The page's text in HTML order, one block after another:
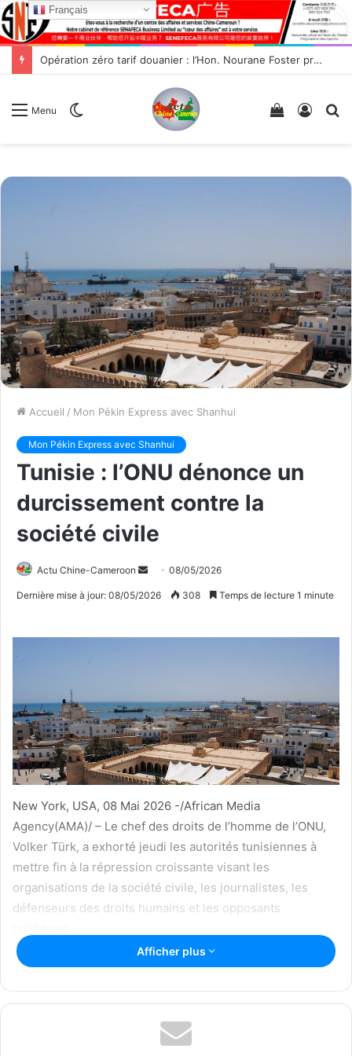
Opération zéro tarif douanier : l’Hon. Nourane Foster présente les opportunités d’exportation vers la Chine.
Menu
Voir
Accueil / Mon Pékin Express avec Shanhui
Mon Pékin Express avec Shanhui
Tunisie : l’ONU dénonce un
durcissement contre la
société civile
Actu Chine-Cameroon
u
n
c
o
u
i
e
08/05/2026
Dernière mise à jour: 08/05/2026 308 Temps de lecture 1 minute
New York, USA, 08 Mai 2026 -/African Media
Agency(AMA)/ – Le chef des droits de l’homme de l’ONU,
Volker Türk, a exhorté jeudi les autorités tunisiennes à
mettre fin à la répression croissante visant les
organisations de la société civile, les journalistes, les
défenseurs des droits humains et les opposants
Dans une déclaration, il a dénoncé une multiplication des
poursuites judiciaires et des restrictions administratives
par la Constitution tunisienne et les engagements
Afficher plus
Français